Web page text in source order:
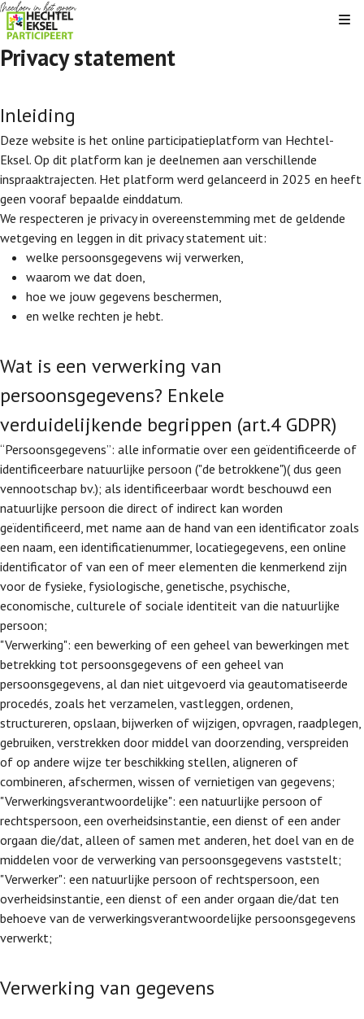
Privacy statement
Inleiding
Deze website is het online participatieplatform van Hechtel-
Eksel. Op dit platform kan je deelnemen aan verschillende
inspraaktrajecten. Het platform werd gelanceerd in 2025 en heeft
geen vooraf bepaalde einddatum.
We respecteren je privacy in overeenstemming met de geldende
wetgeving en leggen in dit privacy statement uit:
welke persoonsgegevens wij verwerken,
waarom we dat doen,
hoe we jouw gegevens beschermen,
en welke rechten je hebt.
Wat is een verwerking van
persoonsgegevens? Enkele
verduidelijkende begrippen (art.4 GDPR)
“Persoonsgegevens”: alle informatie over een geïdentificeerde of
identificeerbare natuurlijke persoon ("de betrokkene")( dus geen
vennootschap bv.); als identificeerbaar wordt beschouwd een
natuurlijke persoon die direct of indirect kan worden
geïdentificeerd, met name aan de hand van een identificator zoals
een naam, een identificatienummer, locatiegegevens, een online
identificator of van een of meer elementen die kenmerkend zijn
voor de fysieke, fysiologische, genetische, psychische,
economische, culturele of sociale identiteit van die natuurlijke
persoon;
"Verwerking": een bewerking of een geheel van bewerkingen met
betrekking tot persoonsgegevens of een geheel van
persoonsgegevens, al dan niet uitgevoerd via geautomatiseerde
procedés, zoals het verzamelen, vastleggen, ordenen,
structureren, opslaan, bijwerken of wijzigen, opvragen, raadplegen,
gebruiken, verstrekken door middel van doorzending, verspreiden
of op andere wijze ter beschikking stellen, aligneren of
combineren, afschermen, wissen of vernietigen van gegevens;
"Verwerkingsverantwoordelijke": een natuurlijke persoon of
rechtspersoon, een overheidsinstantie, een dienst of een ander
orgaan die/dat, alleen of samen met anderen, het doel van en de
middelen voor de verwerking van persoonsgegevens vaststelt;
"Verwerker": een natuurlijke persoon of rechtspersoon, een
overheidsinstantie, een dienst of een ander orgaan die/dat ten
behoeve van de verwerkingsverantwoordelijke persoonsgegevens
verwerkt;
Verwerking van gegevens